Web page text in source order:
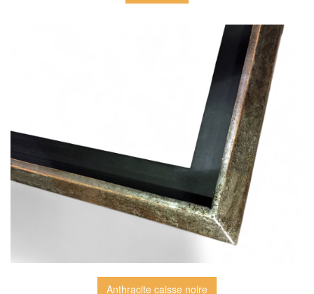
Anthracite caisse noire